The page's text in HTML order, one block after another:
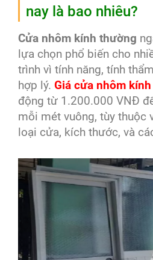
nay là bao nhiêu?
Cửa nhôm kính thường
lựa chọn phổ biến cho
trình vì tính năng, tính
hợp lý. Giá cửa nhôm
động từ 1.200.000 VNĐ
mỗi mét vuông, tùy thuộc
loại cửa, kích thước, và